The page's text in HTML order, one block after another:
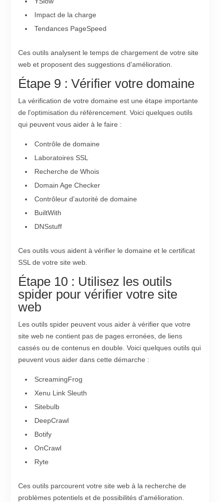
Impact de la charge
Tendances PageSpeed
Ces outils analysent le temps de chargement de votre site
web et proposent des suggestions d'amélioration.
Étape 9 : Vérifier votre domaine
La vérification de votre domaine est une étape importante
de l'optimisation du référencement. Voici quelques outils
qui peuvent vous aider à le faire :
Contrôle de domaine
Laboratoires SSL
Recherche de Whois
Domain Age Checker
Contrôleur d'autorité de domaine
BuiltWith
DNSstuff
Ces outils vous aident à vérifier le domaine et le certificat
SSL de votre site web.
Étape 10 : Utilisez les outils
spider pour vérifier votre site
web
Les outils spider peuvent vous aider à vérifier que votre
site web ne contient pas de pages erronées, de liens
cassés ou de contenus en double. Voici quelques outils qui
peuvent vous aider dans cette démarche :
ScreamingFrog
Xenu Link Sleuth
Sitebulb
DeepCrawl
Botify
OnCrawl
Ryte
Ces outils parcourent votre site web à la recherche de
problèmes potentiels et de possibilités d'amélioration.